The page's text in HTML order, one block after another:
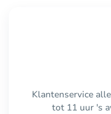
Klantenservice
tot 11 uur 's